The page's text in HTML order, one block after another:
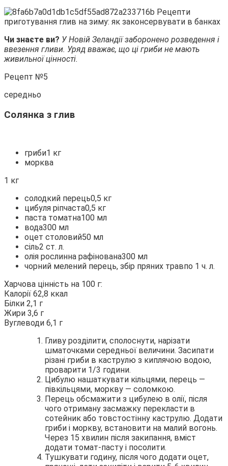
Чи знаєте ви? У Новій Зеландії заборонено розведення і
ввезення гливи. Уряд вважає, що ці гриби не мають
живильної цінності.
Рецепт №5
середньо
Солянка з глив
гриби1 кг
морква
1 кг
солодкий перець0,5 кг
цибуля ріпчаста0,5 кг
паста томатна100 мл
вода300 мл
оцет столовий50 мл
сіль2 ст. л.
олія рослинна рафінована300 мл
чорний мелений перець, збір пряних травпо 1 ч. л.
Харчова цінність на 100 г:
Калорії 62,8 ккал
Білки 2,1 г
Жири 3,6 г
Вуглеводи 6,1 г
Гливу розділити, сполоснути, нарізати
шматочками середньої величини. Засипати
різані гриби в каструлю з киплячою водою,
проварити 1/3 години.
Цибулю нашаткувати кільцями, перець —
півкільцями, моркву — соломкою.
Перець обсмажити з цибулею в олії, після
чого отриману засмажку перекласти в
сотейник або товстостінну каструлю. Додати
гриби і моркву, встановити на малий вогонь.
Через 15 хвилин після закипання, вміст
додати томат-пасту і посолити.
Тушкувати годину, після чого додати оцет,